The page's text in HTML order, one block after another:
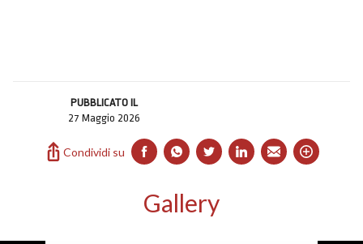
PUBBLICATO IL
27 Maggio 2026
Condividi su
Gallery